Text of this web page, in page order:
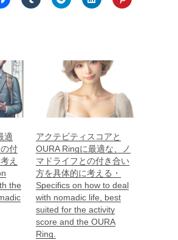
適
付
え
the
アクテビティスコアと
OURA Ringに最適な、ノ
マドライフとの付き合い
方を具体的に考える・
Specifics on how to deal
with nomadic life, best
suited for the activity
score and the OURA
Ring.